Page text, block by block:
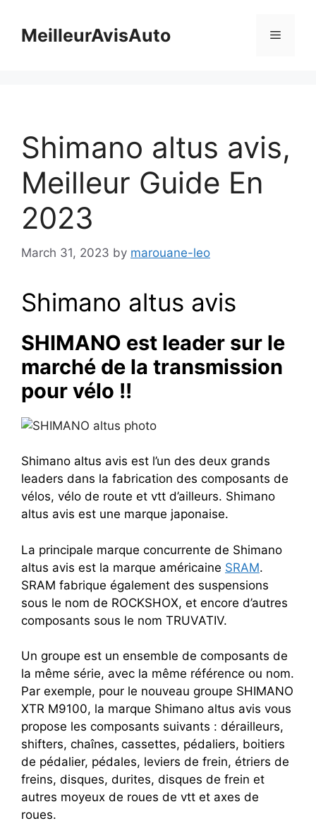
contentMeilleurAvisAuto Menu
Shimano altus avis,
Meilleur Guide En
2023
March 31, 2023 by marouane-leo
Shimano altus avis
SHIMANO est leader sur le
marché de la transmission
pour vélo !!
Shimano altus avis est l’un des deux grands
leaders dans la fabrication des composants de
vélos, vélo de route et vtt d’ailleurs. Shimano
altus avis est une marque japonaise.
La principale marque concurrente de Shimano
altus avis est la marque américaine SRAM.
SRAM fabrique également des suspensions
sous le nom de ROCKSHOX, et encore d’autres
composants sous le nom TRUVATIV.
Un groupe est un ensemble de composants de
la même série, avec la même référence ou nom.
Par exemple, pour le nouveau groupe SHIMANO
XTR M9100, la marque Shimano altus avis vous
propose les composants suivants : dérailleurs,
shifters, chaînes, cassettes, pédaliers, boitiers
de pédalier, pédales, leviers de frein, étriers de
freins, disques, durites, disques de frein et
autres moyeux de roues de vtt et axes de
roues.